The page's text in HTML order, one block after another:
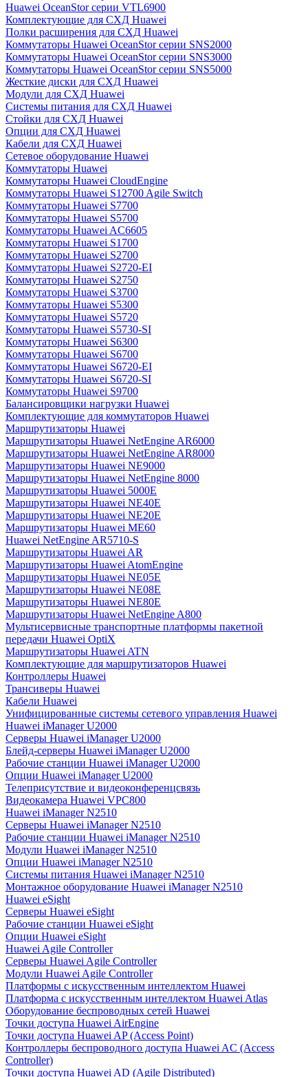
Huawei OceanStor серии VTL6900
Комплектующие для СХД Huawei
Полки расширения для СХД Huawei
Коммутаторы Huawei OceanStor серии SNS2000
Коммутаторы Huawei OceanStor серии SNS3000
Коммутаторы Huawei OceanStor серии SNS5000
Жесткие диски для СХД Huawei
Модули для СХД Huawei
Системы питания для СХД Huawei
Стойки для СХД Huawei
Опции для СХД Huawei
Кабели для СХД Huawei
Сетевое оборудование Huawei
Коммутаторы Huawei
Коммутаторы Huawei CloudEngine
Коммутаторы Huawei S12700 Agile Switch
Коммутаторы Huawei S7700
Коммутаторы Huawei S5700
Коммутаторы Huawei AC6605
Коммутаторы Huawei S1700
Коммутаторы Huawei S2700
Коммутаторы Huawei S2720-EI
Коммутаторы Huawei S2750
Коммутаторы Huawei S3700
Коммутаторы Huawei S5300
Коммутаторы Huawei S5720
Коммутаторы Huawei S5730-SI
Коммутаторы Huawei S6300
Коммутаторы Huawei S6700
Коммутаторы Huawei S6720-EI
Коммутаторы Huawei S6720-SI
Коммутаторы Huawei S9700
Балансировщики нагрузки Huawei
Комплектующие для коммутаторов Huawei
Маршрутизаторы Huawei
Маршрутизаторы Huawei NetEngine AR6000
Маршрутизаторы Huawei NetEngine AR8000
Маршрутизаторы Huawei NE9000
Маршрутизаторы Huawei NetEngine 8000
Маршрутизаторы Huawei 5000E
Маршрутизаторы Huawei NE40E
Маршрутизаторы Huawei NE20E
Маршрутизаторы Huawei ME60
Huawei NetEngine AR5710-S
Маршрутизаторы Huawei AR
Маршрутизаторы Huawei AtomEngine
Маршрутизаторы Huawei NE05E
Маршрутизаторы Huawei NE08E
Маршрутизаторы Huawei NE80E
Маршрутизаторы Huawei NetEngine A800
Мультисервисные транспортные платформы пакетной
передачи Huawei OptiX
Маршрутизаторы Huawei ATN
Комплектующие для маршрутизаторов Huawei
Контроллеры Huawei
Трансиверы Huawei
Кабели Huawei
Унифицированные системы сетевого управления Huawei
Huawei iManager U2000
Серверы Huawei iManager U2000
Блейд-серверы Huawei iManager U2000
Рабочие станции Huawei iManager U2000
Опции Huawei iManager U2000
Телеприсутствие и видеоконференцсвязь
Видеокамера Huawei VPC800
Huawei iManager N2510
Серверы Huawei iManager N2510
Рабочие станции Huawei iManager N2510
Модули Huawei iManager N2510
Опции Huawei iManager N2510
Системы питания Huawei iManager N2510
Монтажное оборудование Huawei iManager N2510
Huawei eSight
Серверы Huawei eSight
Рабочие станции Huawei eSight
Опции Huawei eSight
Huawei Agile Controller
Серверы Huawei Agile Controller
Модули Huawei Agile Controller
Платформы с искусственным интеллектом Huawei
Платформа с искусственным интеллектом Huawei Atlas
Оборудование беспроводных сетей Huawei
Точки доступа Huawei AirEngine
Точки доступа Huawei AP (Access Point)
Контроллеры беспроводного доступа Huawei AC (Access
Controller)
Точки доступа Huawei AD (Agile Distributed)